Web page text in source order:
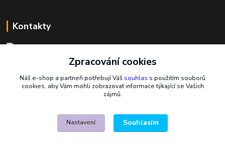
Kontakty
Ivana Šiková
+420 607 146 238
Po-Pá, 8-18 hod.
Zpracování cookies
Náš e-shop a partneři potřebují Váš souhlas s použitím souborů
cookies, aby Vám mohli zobrazovat informace týkající se Vašich
zájmů.
Nastavení Souhlasím